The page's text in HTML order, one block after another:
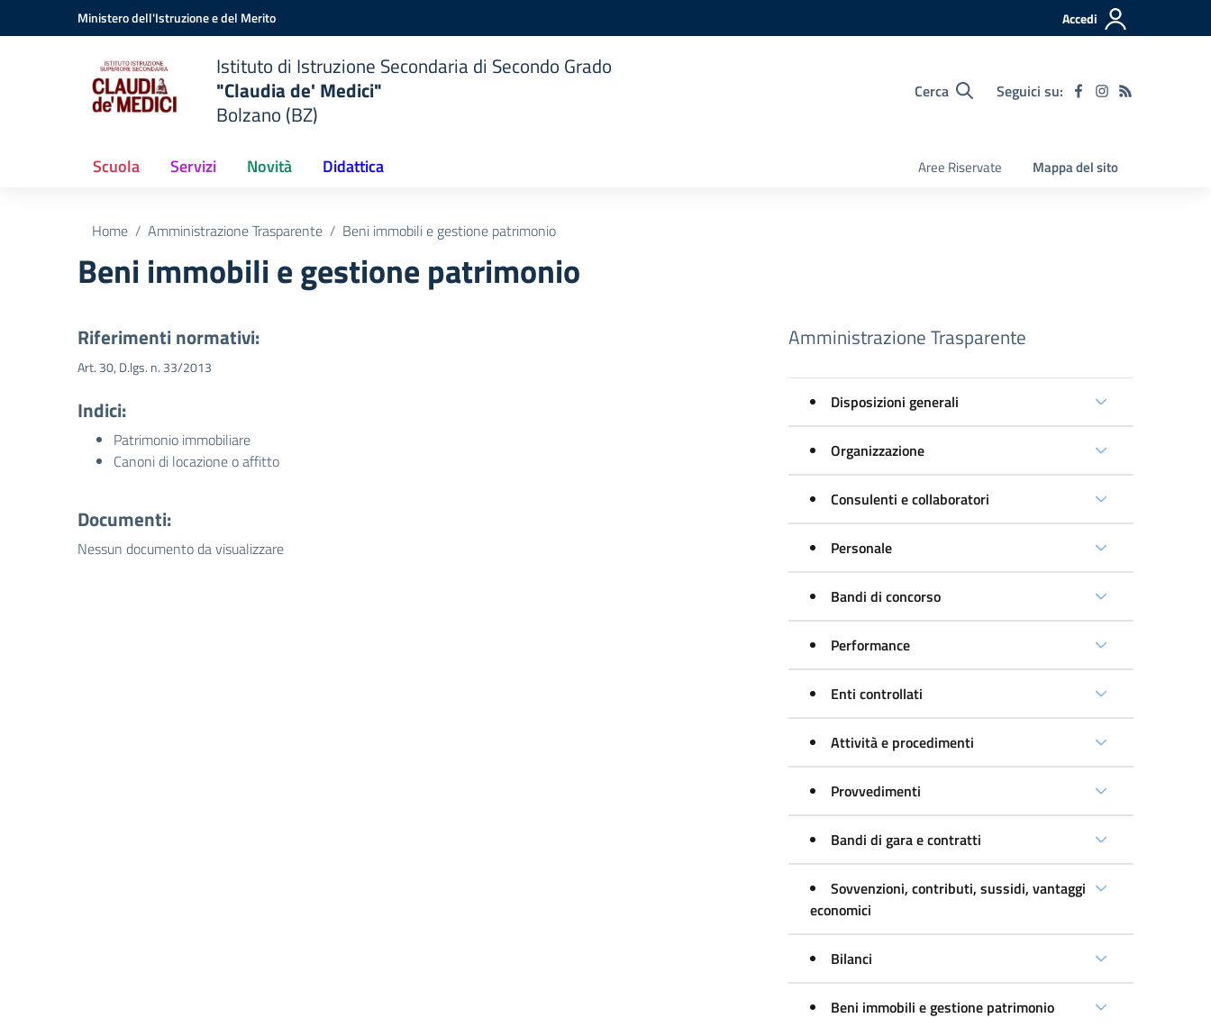
Vai ai contenuti
Vai al menu di navigazioneMinistero dell'Istruzione e del Merito Accedi
Istituto di Istruzione Secondaria di Secondo Grado
"Claudia de' Medici"
Bolzano (BZ)
Cerca Seguici su:
Scuola Servizi Novità Didattica Aree Riservate Mappa del sito
Home Amministrazione Trasparente Beni immobili e gestione patrimonio
Beni immobili e gestione patrimonio
Riferimenti normativi:
Art. 30, D.lgs. n. 33/2013
Indici:
Patrimonio immobiliare
Canoni di locazione o affitto
Documenti:
Nessun documento da visualizzare
Amministrazione Trasparente
Disposizioni generali
Organizzazione
Consulenti e collaboratori
Personale
Bandi di concorso
Performance
Enti controllati
Attività e procedimenti
Provvedimenti
Bandi di gara e contratti
Sovvenzioni, contributi, sussidi, vantaggi
economici
Bilanci
Beni immobili e gestione patrimonio